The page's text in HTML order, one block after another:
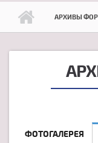
АРХИВЫ
ФОТОГАЛЕРЕЯ